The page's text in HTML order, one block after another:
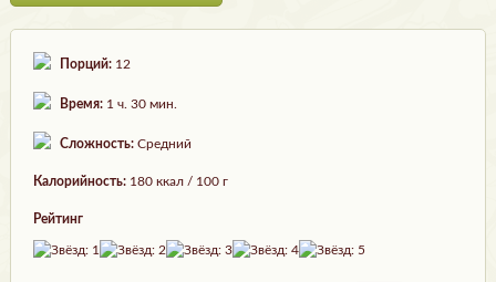
Порций:12
Время:1 ч. 30 мин.
Сложность:Средний
Калорийность:180 ккал / 100 г
Рейтинг